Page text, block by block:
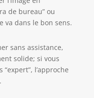
de bureau” ou
va dans le bon sens.
sans assistance,
solide; si vous
l’approche